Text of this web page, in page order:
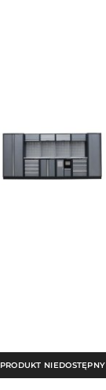
PRODUKT NIEDOSTĘPNY